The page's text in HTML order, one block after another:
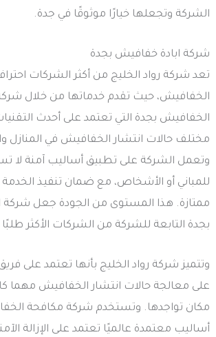
الشركة وتجعلها خيارًا موثوقًا في جدة.
شركة ابادة خفافيش بجدة
تعد شركة رواد الخليج من أكثر الشركات
الخفافيش، حيث تقدم خدماتها من خلال
الخفافيش بجدة التي تعتمد على أحدث
مختلف حالات انتشار الخفافيش في المنازل
وتعمل الشركة على تطبيق أساليب آمنة لا
للمباني أو الأشخاص، مع ضمان تنفيذ الخدمة
ممتازة. هذا المستوى من الجودة جعل شركة
بجدة التابعة للشركة من الشركات الأكثر طلبًا
وتتميز شركة رواد الخليج بأنها تعتمد
على معالجة حالات انتشار الخفافيش مهما
مكان تواجدها. وتستخدم شركة مكافحة
أساليب معتمدة عالميًا تعتمد على الإزالة